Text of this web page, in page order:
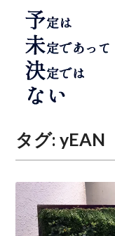
content
タグ:yEAN